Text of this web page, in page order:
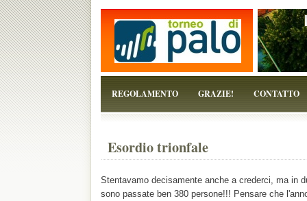
REGOLAMENTO GRAZIE! CONTATTO
Esordio trionfale
Stentavamo decisamente anche a crederci, ma in
sono passate ben 380 persone!!! Pensare che